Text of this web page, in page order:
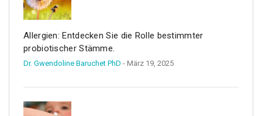
Allergien: Entdecken Sie die Rolle bestimmter
probiotischer Stämme.
Dr. Gwendoline Baruchet PhD - März 19, 2025